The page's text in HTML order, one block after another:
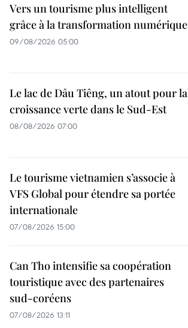
Vers un tourisme plus intelligent
grâce à la transformation numérique
09/08/2026 05:00
Le lac de Dâu Tiêng, un atout pour la
croissance verte dans le Sud-Est
08/08/2026 07:00
Le tourisme vietnamien s’associe à
VFS Global pour étendre sa portée
internationale
07/08/2026 15:00
Can Tho intensifie sa coopération
touristique avec des partenaires
sud-coréens
07/08/2026 13:11